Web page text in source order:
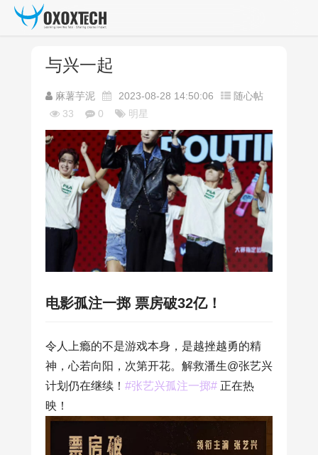
与兴一起
麻薯芋泥 2023-08-28 14:50:06
随心帖
33
0 明星
电影孤注一掷 票房破32亿！
令人上瘾的不是游戏本身，是越挫越勇的精
神，心若向阳，次第开花。解救潘生@张艺兴
计划仍在继续！ #张艺兴孤注一掷# 正在热
映！